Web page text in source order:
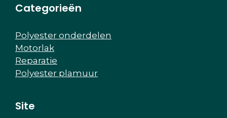
Categorieën
Polyester onderdelen
Motorlak
Reparatie
Polyester plamuur
Site